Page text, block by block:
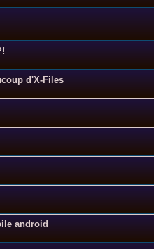
d'X-Files
android